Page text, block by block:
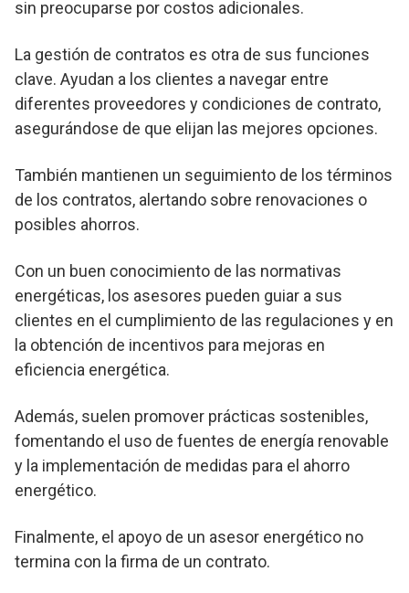
sin preocuparse por costos adicionales.
La gestión de contratos es otra de sus funciones
clave. Ayudan a los clientes a navegar entre
diferentes proveedores y condiciones de contrato,
asegurándose de que elijan las mejores opciones.
También mantienen un seguimiento de los términos
de los contratos, alertando sobre renovaciones o
posibles ahorros.
Con un buen conocimiento de las normativas
energéticas, los asesores pueden guiar a sus
clientes en el cumplimiento de las regulaciones y en
la obtención de incentivos para mejoras en
eficiencia energética.
Además, suelen promover prácticas sostenibles,
fomentando el uso de fuentes de energía renovable
y la implementación de medidas para el ahorro
energético.
Finalmente, el apoyo de un asesor energético no
termina con la firma de un contrato.